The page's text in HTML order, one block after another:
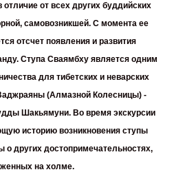
от всех других буддийских
самовозникшей. С момента ее
отсчет появления и развития
Ступа Сваямбху является одним
для тибетских и неварских
(Алмазной Колесницы) -
Шакьямуни. Во время экскурсии
историю возникновения ступы
о других достопримечательностях,
на холме.